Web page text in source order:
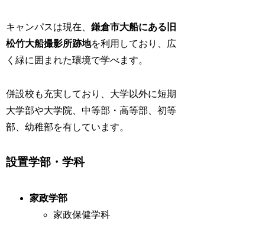
キャンパスは現在、鎌倉市大船にある旧
松竹大船撮影所跡地を利用しており、広
く緑に囲まれた環境で学べます。
併設校も充実しており、大学以外に短期
大学部や大学院、中等部・高等部、初等
部、幼稚部を有しています。
設置学部・学科
家政学部
家政保健学科